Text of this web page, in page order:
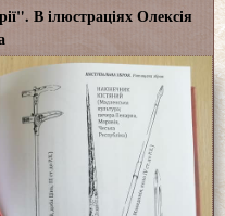
В ілюстраціях Олексія